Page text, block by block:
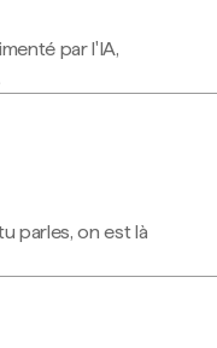
par l'IA,
parles, on est là